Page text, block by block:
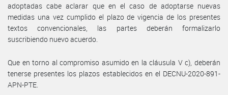
adoptadas cabe aclarar que en el caso de adoptarse nuevas
medidas una vez cumplido el plazo de vigencia de los presentes
textos convencionales, las partes deberán formalizarlo
suscribiendo nuevo acuerdo.
Que en torno al compromiso asumido en la cláusula V c), deberán
tenerse presentes los plazos establecidos en el DECNU-2020-891-
APN-PTE.